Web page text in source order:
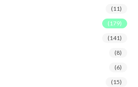
(11)
(179)
(141)
(8)
(6)
(15)